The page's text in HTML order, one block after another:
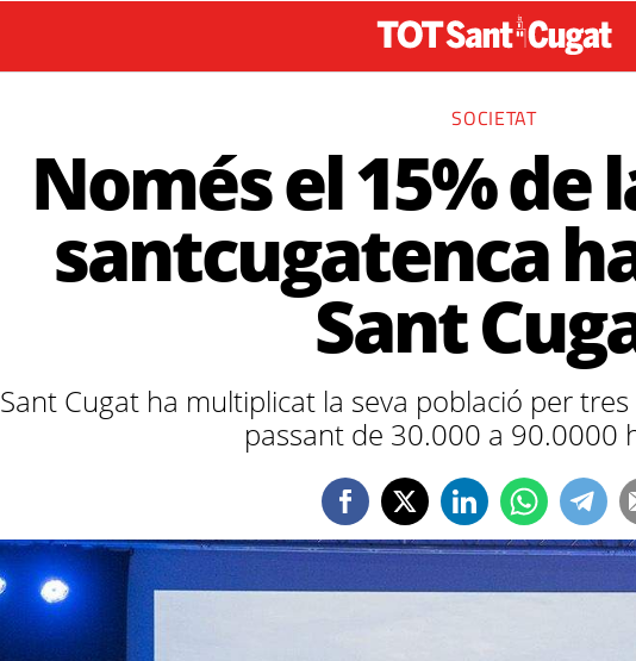
SOCIETAT
Només el 15% de
santcugatenca
Sant
Sant Cugat ha multiplicat la seva població per
passant de 30.000 a 90.0000